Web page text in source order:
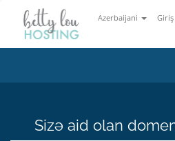
Azerbaijani Giriş
Sizə aid olan domen